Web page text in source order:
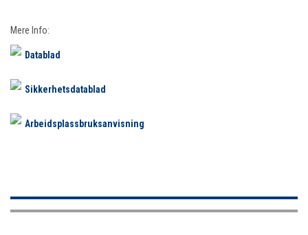
Mere Info:
Datablad
Sikkerhetsdatablad
Arbeidsplassbruksanvisning